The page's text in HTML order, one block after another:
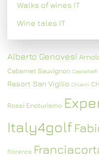
Walks of wines IT
Wine tales IT
Alberto Genovesi
Cabernet Sauvignon Castelfalfi
Resort San Vigilio Chianti
Rossi Enoturismo
Italy4golf
Florence